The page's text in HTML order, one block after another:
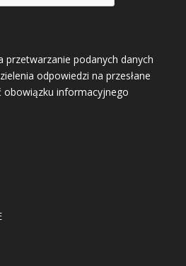
przetwarzanie podanych danych
odpowiedzi na przesłane
obowiązku informacyjnego